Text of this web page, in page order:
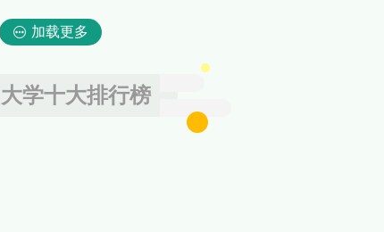
加载更多
学十大排行榜